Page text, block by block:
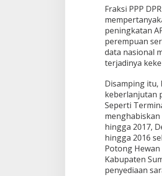
a
i
a
n
A
P
B
N
T
B
2
0
1
8
Fraksi PPP
peningkatan
perempuan
data nasional
terjadinya
Disamping itu,
keberlanjutan
Seperti
hingga 2017,
hingga 2016
Potong
Kabupaten
penyediaan